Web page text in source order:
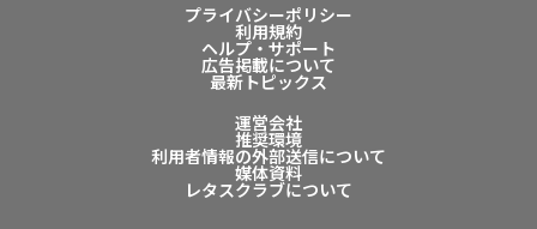
プライバシーポリシー
利用規約
ヘルプ・サポート
広告掲載について
最新トピックス
運営会社
推奨環境
利用者情報の外部送信について
媒体資料
レタスクラブについて